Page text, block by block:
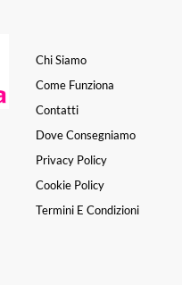
Chi Siamo
Come Funziona
Contatti
Dove Consegniamo
Privacy Policy
Cookie Policy
Termini E Condizioni